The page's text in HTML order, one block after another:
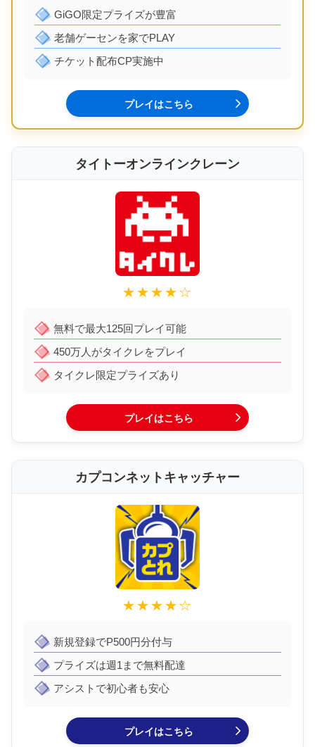
GiGO限定プライズが豊富
老舗ゲーセンを家でPLAY
チケット配布CP実施中
プレイはこちら
タイトーオンラインクレーン
★★★★☆
無料で最大125回プレイ可能
450万人がタイクレをプレイ
タイクレ限定プライズあり
プレイはこちら
カプコンネットキャッチャー
★★★★☆
新規登録でP500円分付与
プライズは週1まで無料配達
アシストで初心者も安心
プレイはこちら